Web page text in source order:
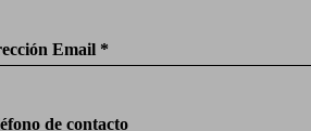
Email *
de contacto